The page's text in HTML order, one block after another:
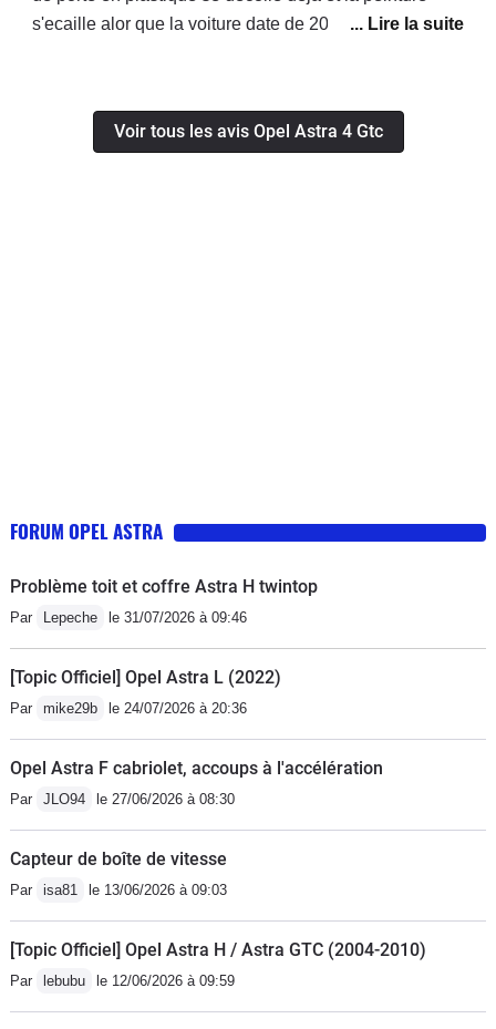
confortable. (peut être un peu brusque
freinage est très bon, en temoigne
s'ecaille alor que la voiture date de 2013 direction qui
une fois sur deux et opel sans fiche royalement pour
eux c normal merci la deutsch qualitat et plus jamais
Voir tous les avis Opel Astra 4 Gtc
FORUM OPEL ASTRA
Problème toit et coffre Astra H twintop
Par Lepeche le 31/07/2026 à 09:46
[Topic Officiel] Opel Astra L (2022)
Par mike29b le 24/07/2026 à 20:36
Opel Astra F cabriolet, accoups à l'accélération
Par JLO94 le 27/06/2026 à 08:30
Capteur de boîte de vitesse
Par isa81 le 13/06/2026 à 09:03
[Topic Officiel] Opel Astra H / Astra GTC (2004-2010)
Par lebubu le 12/06/2026 à 09:59